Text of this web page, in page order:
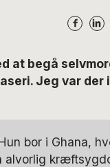
at begå
Jeg var der
bor i Ghana,
alvorlig